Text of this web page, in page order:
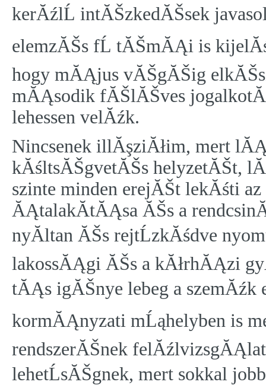
kerĂźlĹ intĂŠzkedĂŠsek
elemzĂŠs fĹ tĂŠmĂĄi is
hogy mĂĄjus vĂŠgĂŠig
mĂĄsodik fĂŠlĂŠves
lehessen velĂźk.
Nincsenek illĂşziĂłim, mert
kĂśltsĂŠgvetĂŠs helyzetĂŠt,
szinte minden erejĂŠt lekĂśti
ĂĄtalakĂ­tĂĄsa ĂŠs a
nyĂ­ltan ĂŠs rejtĹzkĂśdve
lakossĂĄgi ĂŠs a kĂłrhĂĄzi
tĂĄs igĂŠnye lebeg a szemĂźk
kormĂĄnyzati mĹąhelyben is
rendszerĂŠnek
lehetĹsĂŠgnek, mert sokkal